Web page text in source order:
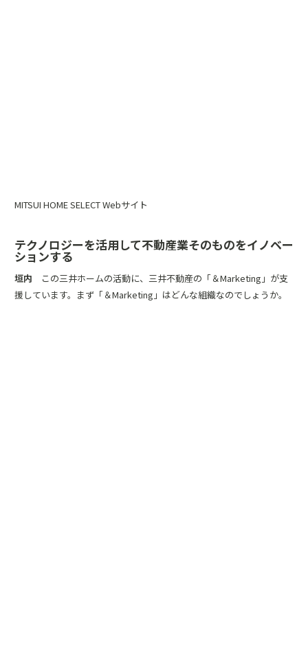
MITSUI HOME SELECT Webサイト
テクノロジーを活用して不動産業そのものをイノベー
ションする
垣内 この三井ホームの活動に、三井不動産の「＆Marketing」が支
援しています。まず「＆Marketing」はどんな組織なのでしょうか。